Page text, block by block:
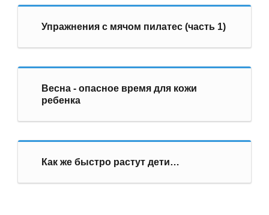
Упражнения с мячом пилатес (часть 1)
Весна - опасное время для кожи
ребенка
Как же быстро растут дети…